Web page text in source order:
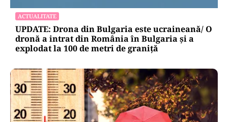
ACTUALITATE
UPDATE: Drona din Bulgaria este ucraineană/ O
dronă a intrat din România în Bulgaria şi a
explodat la 100 de metri de graniţă